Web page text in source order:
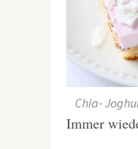
Chia-
Immer